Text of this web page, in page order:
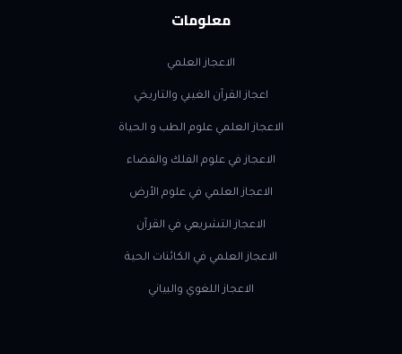
معلومات
الاعجاز العلمي
اعجاز القرآن الغيبي والتاريخي
الاعجاز العلمي علوم الطب و الحياة
الاعجاز في علوم الفلك والفضاء
الاعجاز العلمي في علوم الأرض
الاعجاز التشريعي في القرآن
الاعجاز العلمي في الكائنات الحية
الاعجاز اللغوي والبياني